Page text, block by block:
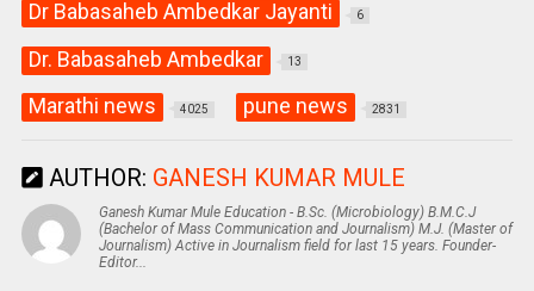
Dr Babasaheb Ambedkar Jayanti 6
Dr. Babasaheb Ambedkar 13
Marathi news 4025 pune news 2831
AUTHOR: GANESH KUMAR MULE
Ganesh Kumar Mule Education - B.Sc. (Microbiology) B.M.C.J
(Bachelor of Mass Communication and Journalism) M.J. (Master of
Journalism) Active in Journalism field for last 15 years. Founder-
Editor...